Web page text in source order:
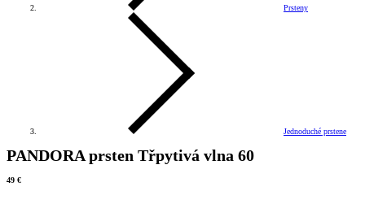
Prsteny
Jednoduché prstene
PANDORA prsten Třpytivá vlna 60
49 €